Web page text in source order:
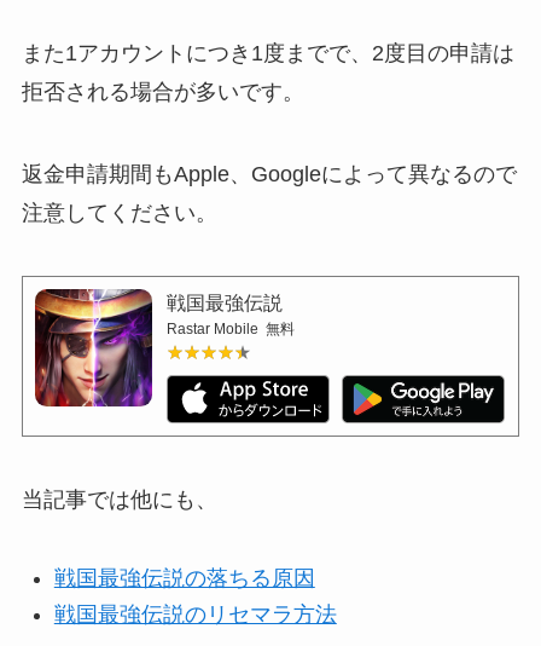
また1アカウントにつき1度までで、2度目の申請は
拒否される場合が多いです。
返金申請期間もApple、Googleによって異なるので
注意してください。
戦国最強伝説
Rastar Mobile 無料
★★★★★
★★★★★
当記事では他にも、
戦国最強伝説の落ちる原因
戦国最強伝説のリセマラ方法